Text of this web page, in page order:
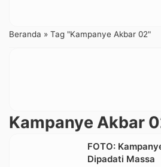
Beranda » Tag "Kampanye Akbar 02"
Kampanye Akbar
FOTO:
Dipadati Massa